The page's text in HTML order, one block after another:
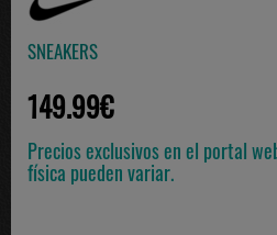
SNEAKERS
149.99€
Precios exclusivos en el portal
física pueden variar.